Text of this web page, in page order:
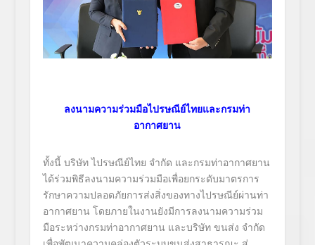
ลงนามความร่วมมือไปรษณีย์ไทยและกรมท่า
อากาศยาน
ทั้งนี้ บริษัท ไปรษณีย์ไทย จำกัด และกรมท่าอากาศยาน
ได้ร่วมพิธีลงนามความร่วมมือเพื่อยกระดับมาตรการ
รักษาความปลอดภัยการส่งสิ่งของทางไปรษณีย์ผ่านท่า
อากาศยาน โดยภายในงานยังมีการลงนามความร่วม
มือระหว่างกรมท่าอากาศยาน และบริษัท ขนส่ง จำกัด